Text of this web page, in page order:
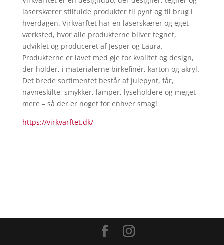
laserskærer stilfulde produkter til pynt og til brug i
hverdagen. Virkvärftethar en laserskærer og eget
værksted, hvor alle produkterne bliver tegnet,
udviklet og produceret af Jesper og Laura.
Produkterne er lavet med øje for kvalitet og design,
der holder, i materialerne birkefinér, karton og akryl.
Det brede sortimentet består af julepynt, får,
navneskilte, smykker, lamper, lyseholdere og meget
mere – så der er noget for enhver smag!
https://virkvarftet.dk/